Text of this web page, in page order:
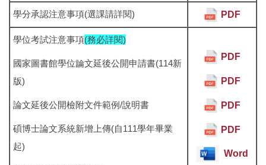
學分承認注意事項(選課請詳閱) PDF
學位考試注意事項(務必詳閱)
國家圖書館學位論文延後公開申請書(114新
版)
論文延後公開檢附文件範例/說明書
碩博士論文系統新增上傳(自111學年畢業
起)
PDF
PDF
PDF
PDF
Word